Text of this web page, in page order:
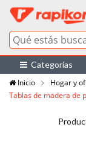
Categorías
Inicio
Hogar y
Tablas de madera de